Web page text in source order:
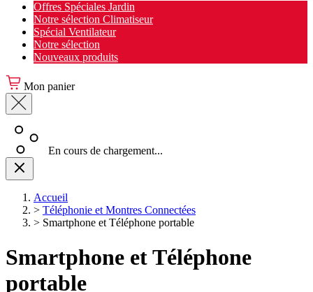
Offres Spéciales Jardin
Notre sélection Climatiseur
Spécial Ventilateur
Notre sélection
Nouveaux produits
Mon panier
En cours de chargement...
Accueil
> Téléphonie et Montres Connectées
> Smartphone et Téléphone portable
Smartphone et Téléphone
portable